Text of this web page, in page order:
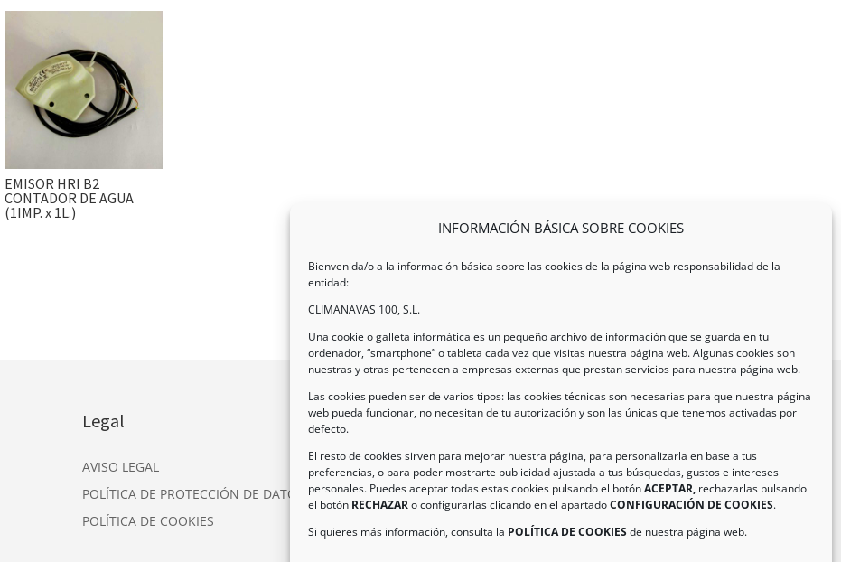
INFORMACIÓN BÁSICA SOBRE COOKIES
Bienvenida/o a la información básica sobre las cookies de la página web responsabilidad de la
entidad:
CLIMANAVAS 100, S.L.
Una cookie o galleta informática es un pequeño archivo de información que se guarda en tu
ordenador, “smartphone” o tableta cada vez que visitas nuestra página web. Algunas cookies son
nuestras y otras pertenecen a empresas externas que prestan servicios para nuestra página web.
Las cookies pueden ser de varios tipos: las cookies técnicas son necesarias para que nuestra página
web pueda funcionar, no necesitan de tu autorización y son las únicas que tenemos activadas por
defecto.
El resto de cookies sirven para mejorar nuestra página, para personalizarla en base a tus
preferencias, o para poder mostrarte publicidad ajustada a tus búsquedas, gustos e intereses
personales. Puedes aceptar todas estas cookies pulsando el botónACEPTAR, rechazarlas pulsando
el botón RECHAZARo configurarlas clicando en el apartadoCONFIGURACIÓN DE COOKIES.
Si quieres más información, consulta la POLÍTICA DE COOKIESde nuestra página web.
EMISOR HRI B2
CONTADOR DE AGUA
(1IMP. x 1L.)
Legal
AVISO LEGAL
POLÍTICA DE PROTECCIÓN DE DATOS
POLÍTICA DE COOKIES
Información de Contacto
Dirección:C/ Iglesia, 17 – CP 02246
Navas de Jorquera – Albacete (España)
Tel:(+34) 967 48 22 15
Email:
info@climanavas.com